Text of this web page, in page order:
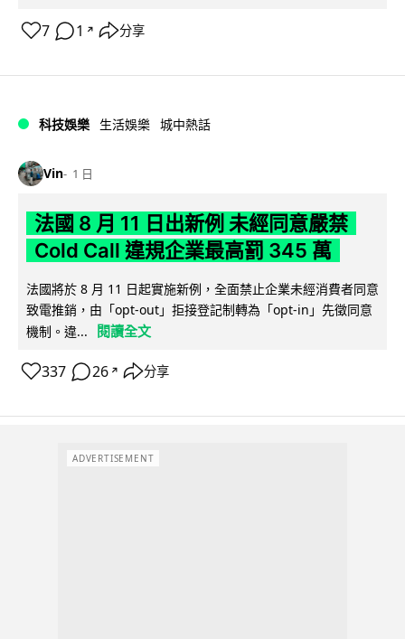
7 1 ↗ 分享
科技娛樂 生活娛樂 城中熱話
Vin 1 日
法國 8 月 11 日出新例 未經同意嚴禁
Cold Call 違規企業最高罰 345 萬
法國將於 8 月 11 日起實施新例，全面禁止企業未經消費者同意
致電推銷，由「opt-out」拒接登記制轉為「opt-in」先徵同意
機制。違...
閱讀全文
337 26 ↗ 分享
ADVERTISEMENT